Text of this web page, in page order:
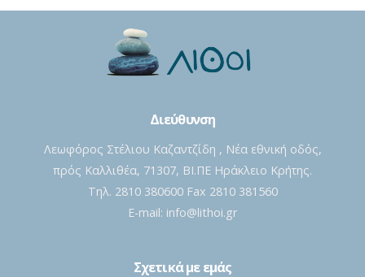
Διεύθυνση
Λεωφόρος Στέλιου Καζαντζίδη , Νέα εθνική οδός,
πρός Καλλιθέα, 71307, ΒΙ.ΠΕ Ηράκλειο Κρήτης.
Τηλ. 2810 380600 Fax 2810 381560
E-mail: info@lithoi.gr
Σχετικά με εμάς